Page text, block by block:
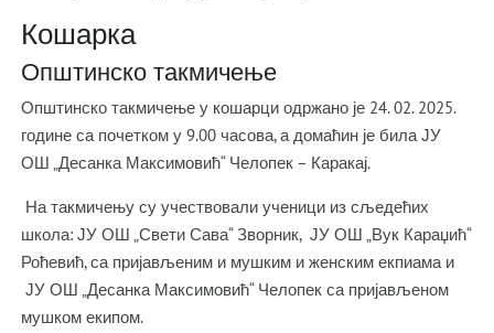
Кошарка
Општинско такмичење
Општинско такмичење у кошарци одржано је 24. 02. 2025.
године са почетком у 9.00 часова, а домаћин је била ЈУ
ОШ „Десанка Максимовић“ Челопек – Каракај.
На такмичењу су учествовали ученици из сљедећих
школа: ЈУ ОШ „Свети Сава“ Зворник, ЈУ ОШ „Вук Караџић“
Роћевић, са пријављеним и мушким и женским екпиама и
ЈУ ОШ „Десанка Максимовић“ Челопек са пријављеном
мушком екипом.